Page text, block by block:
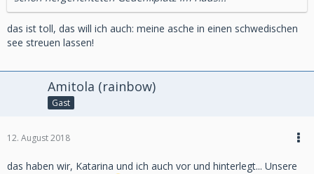
das ist toll, das will ich auch: meine asche in einen schwedischen
see streuen lassen!
Amitola (rainbow)
Gast
12. August 2018
das haben wir, Katarina und ich auch vor und hinterlegt... Unsere